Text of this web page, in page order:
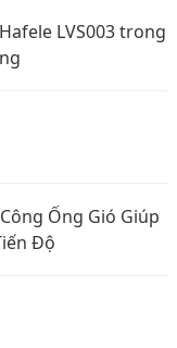
LVS003 trong
Ống Gió Giúp
Độ